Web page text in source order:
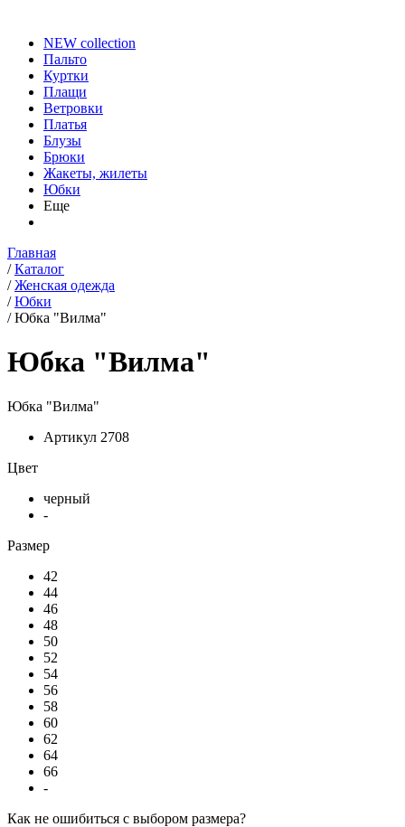
NEW collection
Пальто
Куртки
Плащи
Ветровки
Платья
Блузы
Брюки
Жакеты, жилеты
Юбки
Еще
Главная
/ Каталог
/ Женская одежда
/ Юбки
/ Юбка "Вилма"
Юбка "Вилма"
Юбка "Вилма"
Артикул 2708
Цвет
черный
-
Размер
42
44
46
48
50
52
54
56
58
60
62
64
66
-
Как не ошибиться с выбором размера?